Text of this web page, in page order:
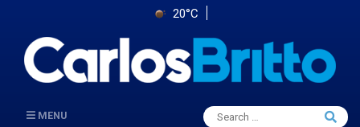
20°C
MENU
Search
for:
Search